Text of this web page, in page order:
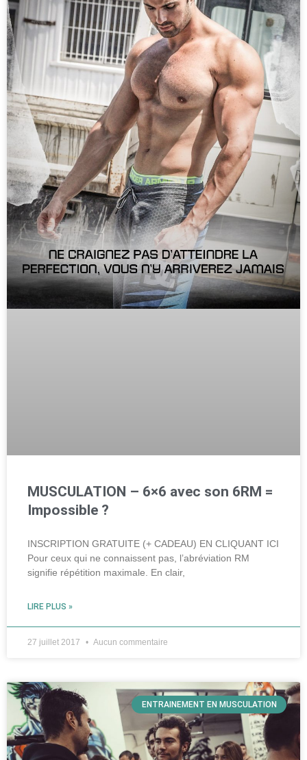
MUSCULATION – 6×6 avec son 6RM =
Impossible ?
INSCRIPTION GRATUITE (+ CADEAU) EN CLIQUANT ICI
Pour ceux qui ne connaissent pas, l’abréviation RM
signifie répétition maximale. En clair,
LIRE PLUS »
27 juillet 2017 Aucun commentaire
ENTRAINEMENT EN MUSCULATION